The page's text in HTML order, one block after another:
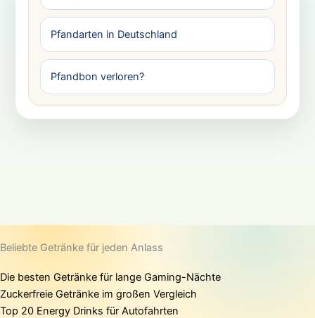
Pfandarten in Deutschland
Pfandbon verloren?
Beliebte Getränke für jeden Anlass
Die besten Getränke für lange Gaming-Nächte
Zuckerfreie Getränke im großen Vergleich
Top 20 Energy Drinks für Autofahrten